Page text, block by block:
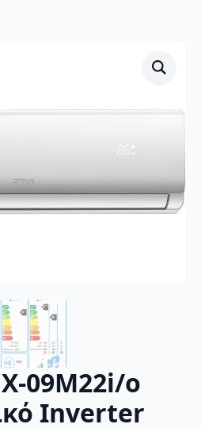
09M22i/o
Inverter